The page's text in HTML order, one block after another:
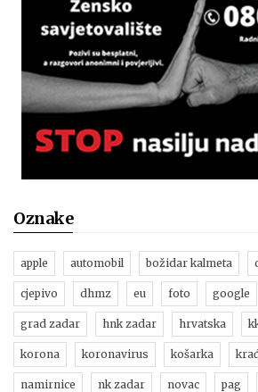
Oznake
apple automobil božidar kalmeta
cjepivo dhmz eu foto google
grad zadar hnk zadar hrvatska
korona koronavirus košarka
namirnice nk zadar novac pag